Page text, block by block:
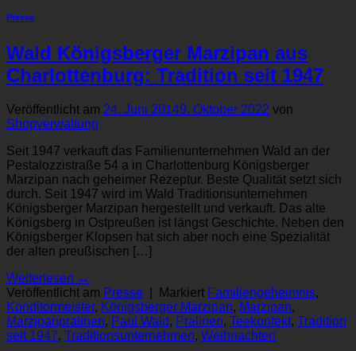
Presse
Wald Königsberger Marzipan aus
Charlottenburg: Tradition seit 1947
Veröffentlicht am 24. Juni 20149. Oktober 2022 von
Shopverwaltung
Seit 1947 verkauft das Familienunternehmen Wald an der
Pestalozzistraße 54 a in Charlottenburg Königsberger
Marzipan nach geheimer Rezeptur. Beste Qualität setzt sich
durch. Seit 1947 wird im Wald Traditionsunternehmen
Königsberger Marzipan hergestellt und verkauft. Das alte
Königsberg in Ostpreußen ist längst Geschichte. Neben den
Königsberger Klopsen hat sich aber noch eine Spezialität
der alten preußischen […]
Weiterlesen →
Veröffentlicht am Presse Markiert Familiengeheimnis,
Konditormeister, Königsberger Marzipan, Marzipan,
Marzipanpralinen, Paul Wald, Pralinen, Teekonfekt, Tradition
seit 1947, Traditionsunternehmen, Weihnachten